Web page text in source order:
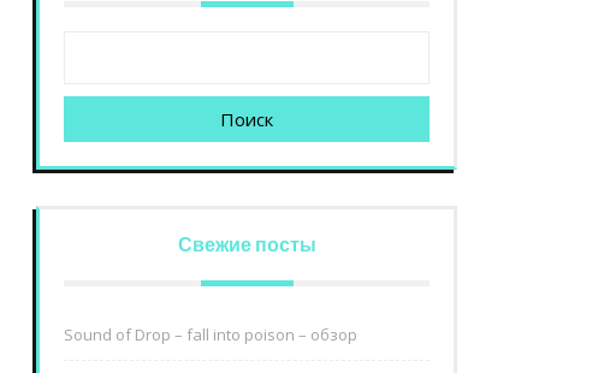
Поиск
Свежие посты
Sound of Drop – fall into poison – обзор